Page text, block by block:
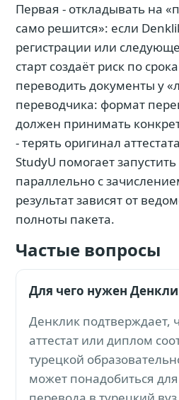
Первая - откладывать на
само решится»: если
регистрации или
старт создаёт риск по
переводить документы у
переводчика: формат
должен принимать
- терять оригинал
StudyU помогает
параллельно с
результат зависят от
полноты пакета.
Частые вопросы
Для чего нужен
Денклик подтверждает,
аттестат или диплом
турецкой
может понадобиться